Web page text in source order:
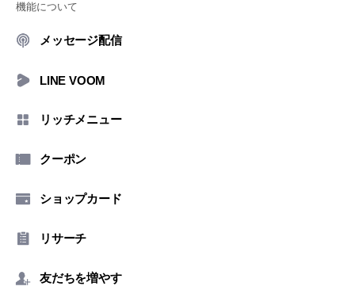
機能について
メッセージ配信
LINE VOOM
リッチメニュー
クーポン
ショップカード
リサーチ
友だちを増やす